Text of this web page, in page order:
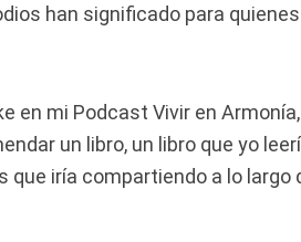
han significado para quienes
en mi Podcast Vivir en
un libro, un libro que yo
iría compartiendo a lo largo